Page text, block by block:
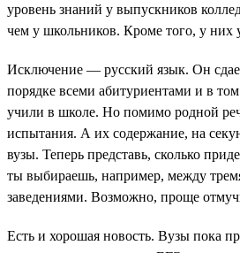
уровень знаний у выпускников
чем у школьников. Кроме того, у них
Исключение — русский язык. Он
порядке всеми абитуриентами и в
учили в школе. Но помимо родной
испытания. А их содержание, на
вузы. Теперь представь, сколько
ты выбираешь, например, между
заведениями. Возможно, проще
Есть и хорошая новость. Вузы пока